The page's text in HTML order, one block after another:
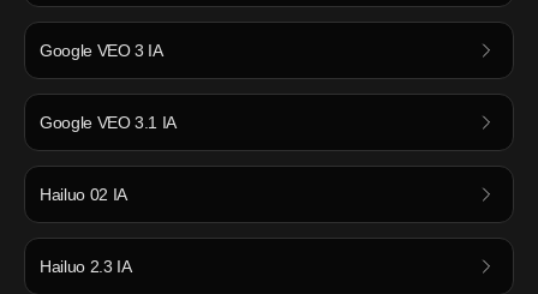
Google VEO 3 IA
Google VEO 3.1 IA
Hailuo 02 IA
Hailuo 2.3 IA